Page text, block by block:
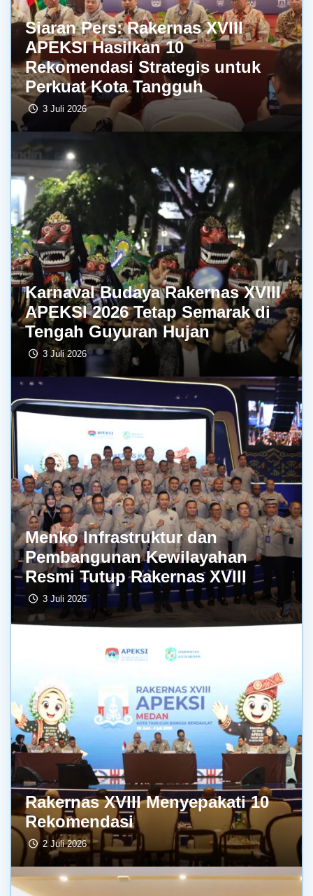
Siaran Pers: Rakernas XVIII
APEKSI Hasilkan 10
Rekomendasi Strategis untuk
Perkuat Kota Tangguh
3 Juli 2026
Karnaval Budaya Rakernas XVIII
APEKSI 2026 Tetap Semarak di
Tengah Guyuran Hujan
3 Juli 2026
Menko Infrastruktur dan
Pembangunan Kewilayahan
Resmi Tutup Rakernas XVIII
3 Juli 2026
Rakernas XVIII Menyepakati 10
Rekomendasi
2 Juli 2026